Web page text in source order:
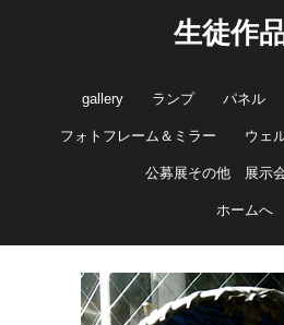
生徒作
gallery ランプ パネル
フォトフレーム＆ミラー ウェ
公募展その他 展示
ホームへ